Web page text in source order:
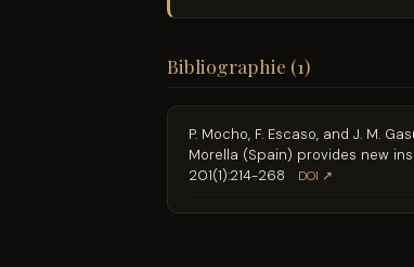
Bibliographie (1)
P. Mocho, F. Escaso, and J. M.
Morella (Spain) provides new
201(1):214-268
DOI ↗